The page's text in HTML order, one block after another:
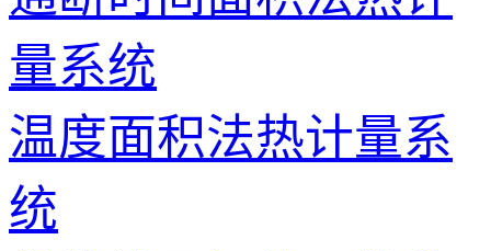
量系统
温度面积法热计量系
统